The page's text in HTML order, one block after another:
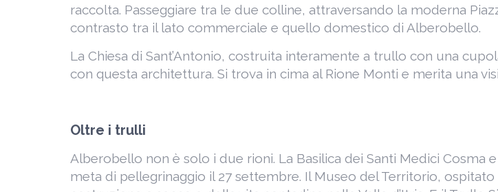
raccolta. Passeggiare tra le due colline, attraversando la moderna
contrasto tra il lato commerciale e quello domestico di Alberobello.
La Chiesa di Sant’Antonio, costruita interamente a trullo con una
con questa architettura. Si trova in cima al Rione Monti e merita una
Oltre i trulli
Alberobello non è solo i due rioni. La Basilica dei Santi Medici Cosma
meta di pellegrinaggio il 27 settembre. Il Museo del Territorio,